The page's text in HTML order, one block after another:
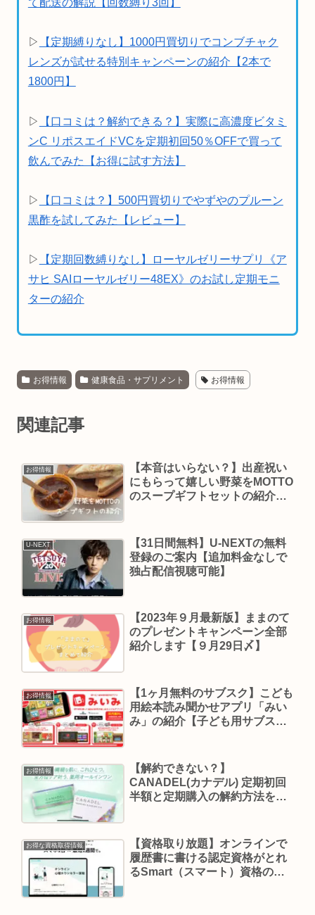
▷
【定期縛りなし】1000円買切りでコンブチャク
レンズが試せる特別キャンペーンの紹介【2本で
1800円】
▷
【口コミは？解約できる？】実際に高濃度ビタミ
ンC リポスエイドVCを定期初回50％OFFで買って
飲んでみた【お得に試す方法】
▷
【口コミは？】500円買切りでやずやのプルーン
黒酢を試してみた【レビュー】
▷
【定期回数縛りなし】ローヤルゼリーサプリ《ア
サヒ SAIローヤルゼリー48EX》のお試し定期モニ
ターの紹介
お得情報 健康食品・サプリメント お得情報
関連記事
お得情報
【本音はいらない？】出産祝い
にもらって嬉しい野菜をMOTTO
のスープギフトセットの紹介
U-NEXT
【31日間無料】U-NEXTの無料
登録のご案内【追加料金なしで
独占配信視聴可能】
お得情報
【2023年９月最新版】ままのて
のプレゼントキャンペーン全部
紹介します【９月29日〆】
お得情報
【1ヶ月無料のサブスク】こども
用絵本読み聞かせアプリ「みい
み」の紹介【子ども用サブス
お得情報
【解約できない？】
CANADEL(カナデル) 定期初回
半額と定期購入の解約方法を解
お得な資格取得情報
【資格取り放題】オンラインで
履歴書に書ける認定資格がとれ
るSmart（スマート）資格の紹